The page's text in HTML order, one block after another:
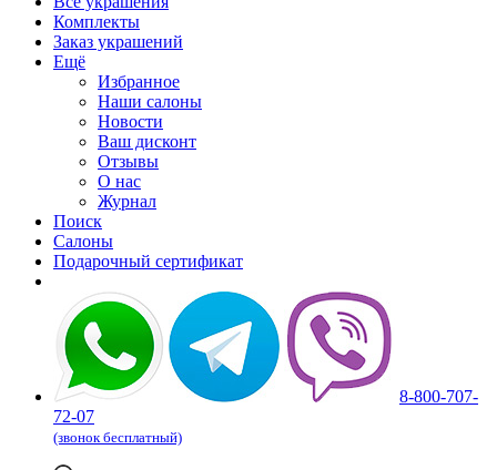
Комплекты
Заказ украшений
Ещё
Избранное
Наши салоны
Новости
Ваш дисконт
Отзывы
О нас
Журнал
Поиск
Салоны
Подарочный сертификат
8-800-707-
72-07
(звонок бесплатный)